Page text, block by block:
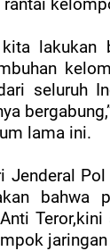
lakukan
seluruh
lama ini.
Jenderal